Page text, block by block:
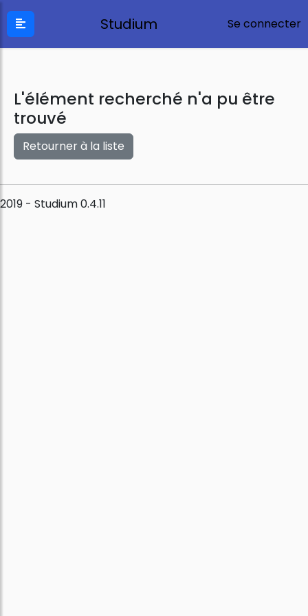
Studium Se connecter
L'élément recherché n'a pu être
trouvé
Retourner à la liste
2019 - Studium 0.4.11